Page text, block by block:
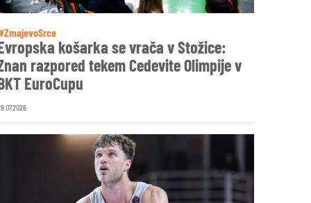
košarka se vrača v Stožice:
razpored tekem Cedevite Olimpije v
EuroCupu